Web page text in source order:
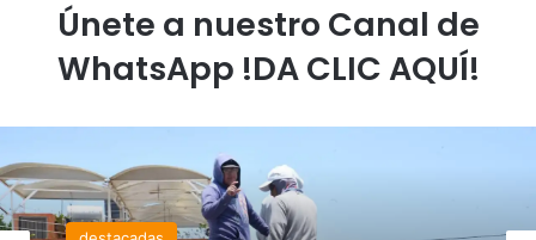
Únete a nuestro Canal de
WhatsApp !DA CLIC AQUÍ!